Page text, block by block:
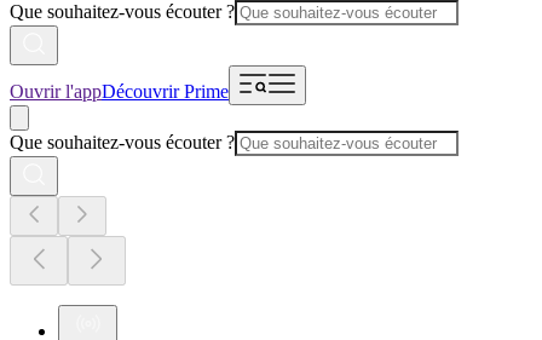
Que souhaitez-vous écouter ?
Ouvrir l'appDécouvrir Prime
Que souhaitez-vous écouter ?